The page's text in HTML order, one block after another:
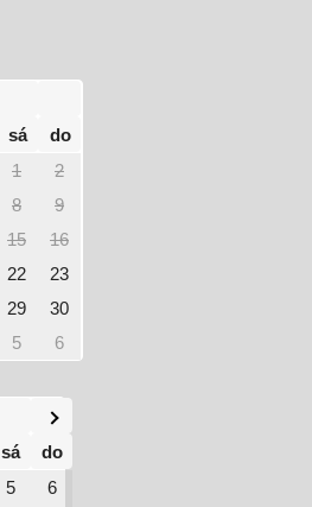
sá
do
1
2
8
9
15
16
22
23
29
30
5 6
sá
do
5
6